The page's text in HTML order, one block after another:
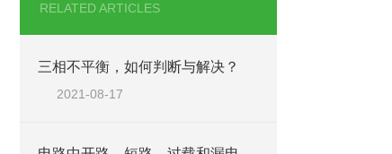
RELATED ARTICLES
三相不平衡，如何判断与解决？
2021-08-17